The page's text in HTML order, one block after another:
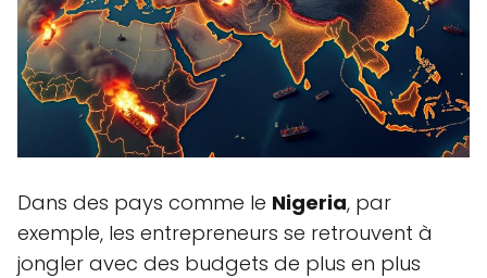
Dans des pays comme le Nigeria, par
exemple, les entrepreneurs se retrouvent à
jongler avec des budgets de plus en plus